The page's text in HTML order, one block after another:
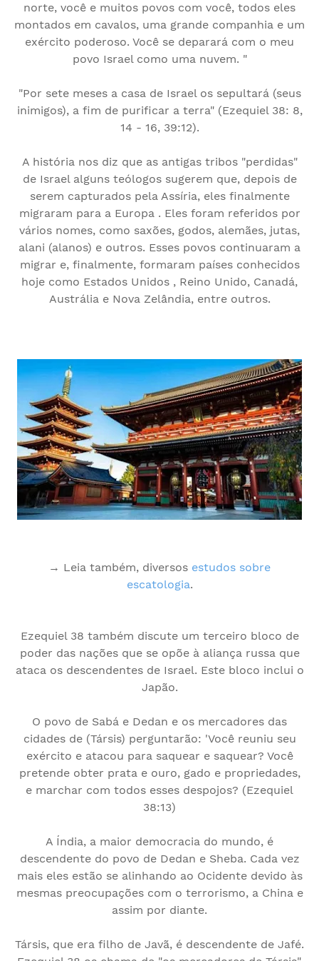
norte, você e muitos povos com você, todos eles
montados em cavalos, uma grande companhia e um
exército poderoso. Você se deparará com o meu
povo Israel como uma nuvem. "
"Por sete meses a casa de Israel os sepultará (seus
inimigos), a fim de purificar a terra" (Ezequiel 38: 8,
14 - 16, 39:12).
A história nos diz que as antigas tribos "perdidas"
de Israel alguns teólogos sugerem que, depois de
serem capturados pela Assíria, eles finalmente
migraram para a Europa . Eles foram referidos por
vários nomes, como saxões, godos, alemães, jutas,
alani (alanos) e outros. Esses povos continuaram a
migrar e, finalmente, formaram países conhecidos
hoje como Estados Unidos , Reino Unido, Canadá,
Austrália e Nova Zelândia, entre outros.
→ Leia também, diversos estudos sobre
escatologia.
Ezequiel 38 também discute um terceiro bloco de
poder das nações que se opõe à aliança russa que
ataca os descendentes de Israel. Este bloco inclui o
Japão.
O povo de Sabá e Dedan e os mercadores das
cidades de (Társis) perguntarão: 'Você reuniu seu
exército e atacou para saquear e saquear? Você
pretende obter prata e ouro, gado e propriedades,
e marchar com todos esses despojos? (Ezequiel
38:13)
A Índia, a maior democracia do mundo, é
descendente do povo de Dedan e Sheba. Cada vez
mais eles estão se alinhando ao Ocidente devido às
mesmas preocupações com o terrorismo, a China e
assim por diante.
Társis, que era filho de Javã, é descendente de Jafé.